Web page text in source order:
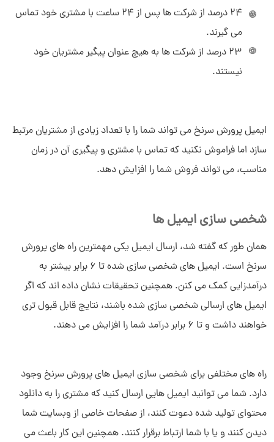
24 درصد از شرکت ها پس از 24 ساعت با مشتری خود تماس
می گیرند.
23 درصد از شرکت ها به هیچ عنوان پیگیر مشتریان خود
نیستند.
ایمیل پرورش سرنخ می تواند شما را با تعداد زیادی از مشتریان مرتبط
سازد اما فراموش نکنید که تماس با مشتری و پیگیری آن در زمان
مناسب، می تواند فروش شما را افزایش دهد.
شخصی سازی ایمیل ها
همان طور که گفته شد، ارسال ایمیل یکی مهمترین راه های پرورش
سرنخ است. ایمیل های شخصی سازی شده تا 6 برابر بیشتر به
درآمدزایی کمک می کنن. همچنین تحقیقات نشان داده اند که اگر
ایمیل های ارسالی شخصی سازی شده باشند، نتایج قابل قبول تری
خواهند داشت و تا 6 برابر درآمد شما را افزایش می دهند.
راه های مختلفی برای شخصی سازی ایمیل های پرورش سرنخ وجود
دارد. شما می توانید ایمیل هایی ارسال کنید که مشتری را به دانلود
محتوای تولید شده دعوت کنند، از صفحات خاصی از وبسایت شما
دیدن کنند و یا با شما ارتباط برقرار کنند. همچنین این کار باعث می